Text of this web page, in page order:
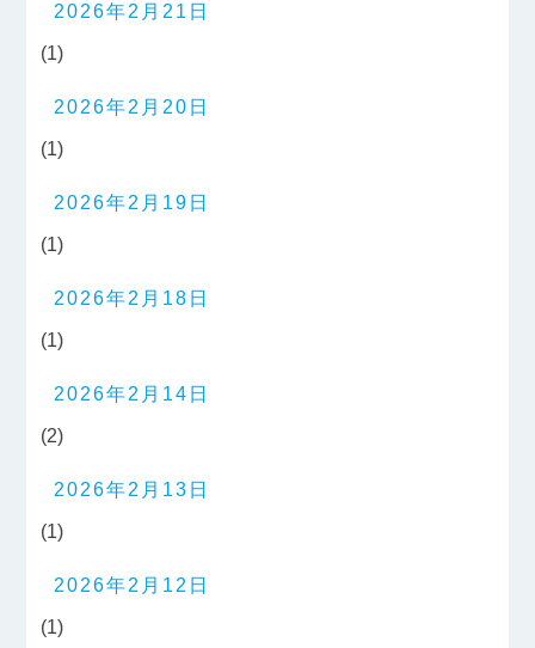
2026年2月21日
(1)
2026年2月20日
(1)
2026年2月19日
(1)
2026年2月18日
(1)
2026年2月14日
(2)
2026年2月13日
(1)
2026年2月12日
(1)